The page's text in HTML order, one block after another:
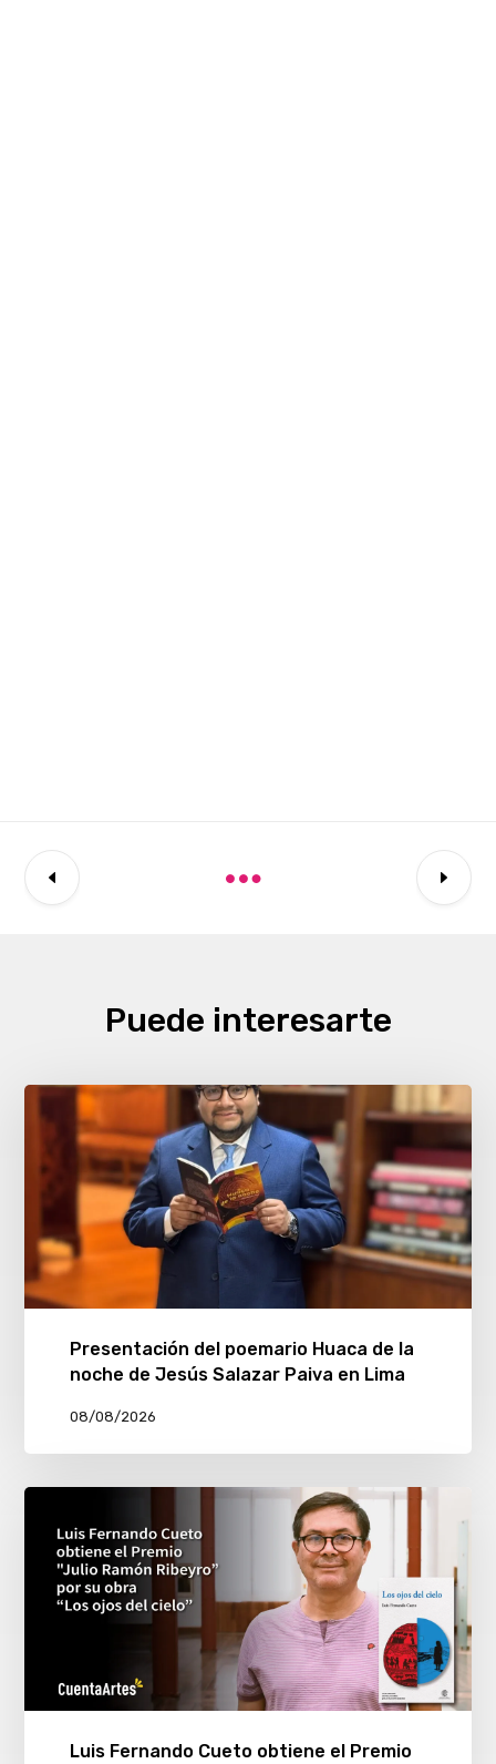
Puede interesarte
Presentación del poemario Huaca de la
noche de Jesús Salazar Paiva en Lima
08/08/2026
Luis Fernando Cueto obtiene el Premio